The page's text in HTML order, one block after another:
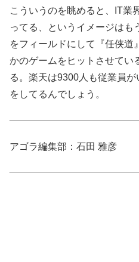
こういうのを眺めると、IT業
ってる、というイメージはも
をフィールドにして『任侠道
かのゲームをヒットさせてい
る。楽天は9300人も従業員
をしてるんでしょう。
アゴラ編集部：石田 雅彦